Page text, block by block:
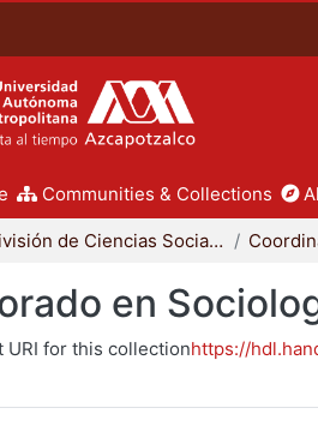
Communities & Collections
División de Ciencias Sociales y Humanidades
en
URI for this collectionhttps://